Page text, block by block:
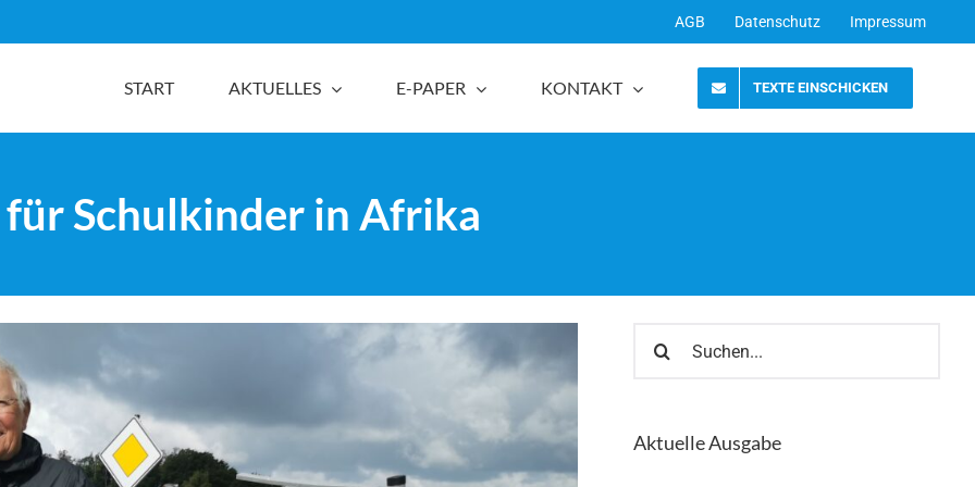
AGB Datenschutz Impressum
START AKTUELLES E-PAPER KONTAKT TEXTE EINSCHICKEN
Schulkinder in Afrika
nach:
Aktuelle Ausgabe